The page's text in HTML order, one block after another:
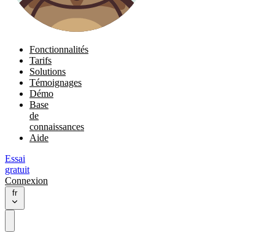
Fonctionnalités
Tarifs
Solutions
Témoignages
Démo
Base
de
connaissances
Aide
Essai
gratuit
Connexion
fr